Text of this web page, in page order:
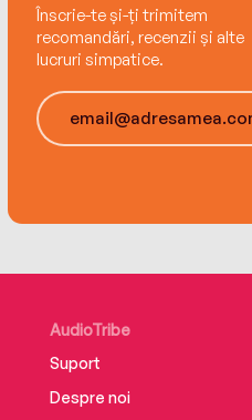
Înscrie-te și-ți trimitem
recomandări, recenzii și alte
lucruri simpatice.
AudioTribe
Suport
Despre noi